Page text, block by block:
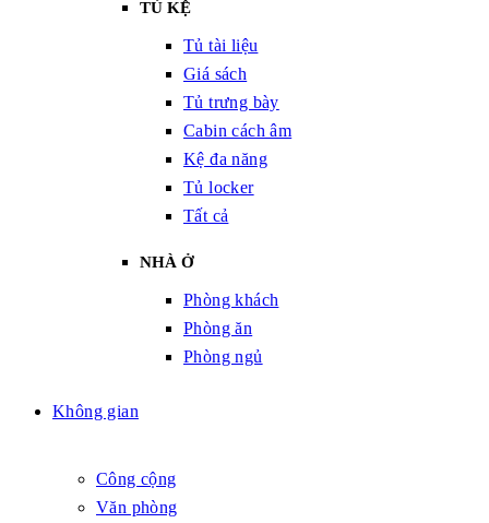
TỦ KỆ
Tủ tài liệu
Giá sách
Tủ trưng bày
Cabin cách âm
Kệ đa năng
Tủ locker
Tất cả
NHÀ Ở
Phòng khách
Phòng ăn
Phòng ngủ
Không gian
Công cộng
Văn phòng